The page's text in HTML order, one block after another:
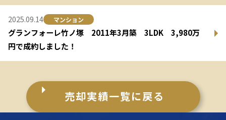
グランフォーレ竹ノ塚 2011年3月築 3LDK 3,980万
円で成約しました！
2025.09.14 マンション
売却実績一覧に戻る